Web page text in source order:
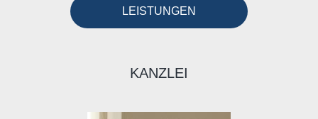
LEISTUNGEN
KANZLEI